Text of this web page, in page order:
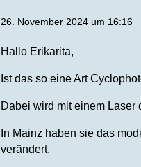
26. November 2024 um 16:16
Hallo Erikarita,
Ist das so eine Art
Dabei wird mit einem Laser
In Mainz haben sie das
verändert.